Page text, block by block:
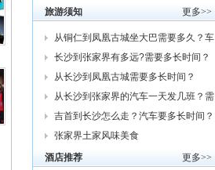
更多>>
旅游须知
从铜仁到凤凰古城坐大巴需要多久？车
费
长沙到张家界有多远?需要多长时间？
从
从长沙到凤凰古城需要多长时间？
从长沙到张家界的汽车一天发几班？需
要
吉首到长沙怎么走？汽车要多长时间？
我
张家界土家风味美食
更多>>
酒店推荐